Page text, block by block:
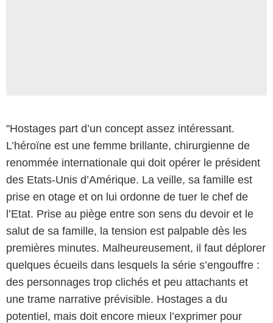
"Hostages part d’un concept assez intéressant.
L’héroïne est une femme brillante, chirurgienne de
renommée internationale qui doit opérer le président
des Etats-Unis d’Amérique. La veille, sa famille est
prise en otage et on lui ordonne de tuer le chef de
l’Etat. Prise au piège entre son sens du devoir et le
salut de sa famille, la tension est palpable dès les
premières minutes. Malheureusement, il faut déplorer
quelques écueils dans lesquels la série s’engouffre :
des personnages trop clichés et peu attachants et
une trame narrative prévisible. Hostages a du
potentiel, mais doit encore mieux l’exprimer pour